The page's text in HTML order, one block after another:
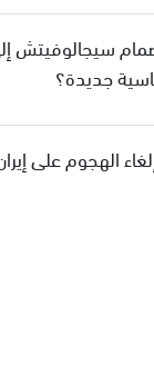
سيجالوفيتش
جديدة؟
الهجوم على